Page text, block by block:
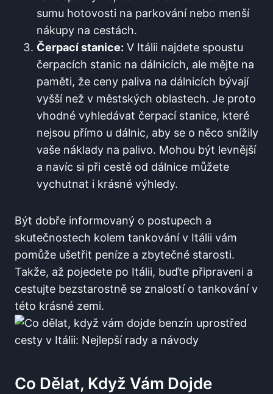
sumu hotovosti na parkování nebo menší
nákupy na cestách.
Čerpací​ stanice: V Itálii najdete spoustu
čerpacích stanic na dálnicích, ale mějte‍ na
⁤paměti, že ceny paliva na dálnicích bývají​
vyšší než v městských oblastech. ‍Je proto⁢
vhodné vyhledávat čerpací stanice, které
nejsou přímo u dálnic, aby se o něco snížily⁤
vaše náklady na palivo. Mohou být‌ levnější
a navíc si při cestě od⁢ dálnice můžete
vychutnat i krásné výhledy.
Být dobře informovaný​ o postupech a
skutečnostech kolem tankování v Itálii vám
pomůže ⁢ušetřit peníze a zbytečné starosti.
Takže,⁤ až pojedete⁣ po Itálii, buďte ⁤připraveni a
cestujte bezstarostně se znalostí o tankování ​v⁢
této krásné zemi.
Co Dělat, Když‍ Vám Dojde